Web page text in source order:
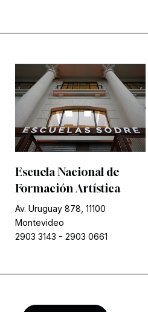
Escuela Nacional de
Formación Artística
Av. Uruguay 878, 11100
Montevideo
2903 3143 - 2903 0661